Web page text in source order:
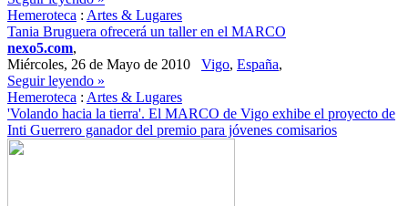
Hemeroteca : Artes & Lugares
Tania Bruguera ofrecerá un taller en el MARCO
nexo5.com,
Miércoles, 26 de Mayo de 2010 Vigo, España,
Seguir leyendo »
Hemeroteca : Artes & Lugares
'Volando hacia la tierra'. El MARCO de Vigo exhibe el proyecto de
Inti Guerrero ganador del premio para jóvenes comisarios